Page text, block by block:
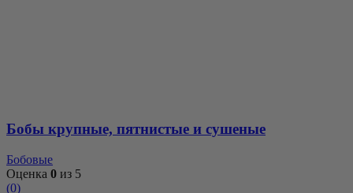
Бобы крупные, пятнистые и сушеные
Бобовые
Оценка 0 из 5
(0)